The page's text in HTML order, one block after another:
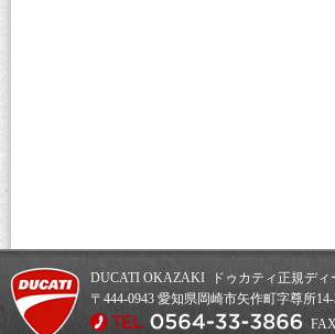
DUCATI OKAZAKI ドゥカティ正規ディ
〒444-0943 愛知県岡崎市矢作町字尊所